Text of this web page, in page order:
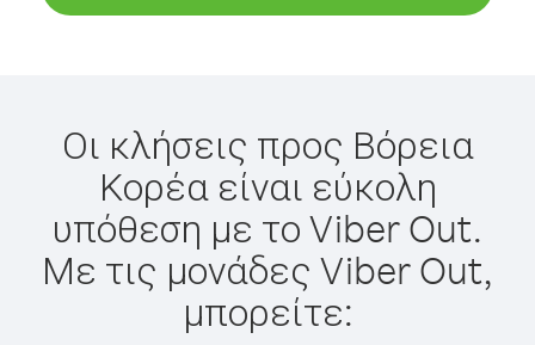
Οι κλήσεις προς Βόρεια
Κορέα είναι εύκολη
υπόθεση με το Viber Out.
Με τις μονάδες Viber Out,
μπορείτε: